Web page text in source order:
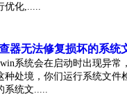
化,.....
器无法修复损坏的系统
系统会在启动时出现异常
种处境，你们运行系统文件
统文.....